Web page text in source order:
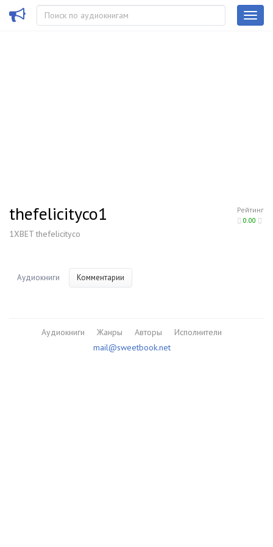
Рейтинг
0.00
thefelicityco1
1XBET thefelicityco
Аудиокниги Комментарии
Аудиокниги Жанры Авторы
Исполнители
mail@sweetbook.net